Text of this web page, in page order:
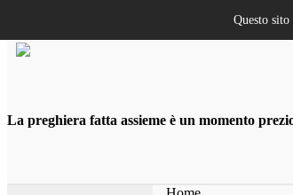
La preghiera fatta assieme è un momento
Questo